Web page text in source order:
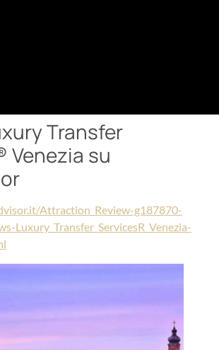
Transfer
Venezia su
Attraction_Review-g187870-
Luxury_Transfer_ServicesR_Venezia-